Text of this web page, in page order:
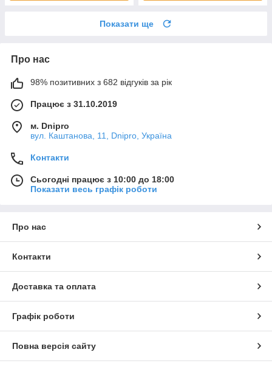
Показати ще
Про нас
98% позитивних з 682 відгуків за рік
Працює з 31.10.2019
м. Dnipro
вул. Каштанова, 11, Dnipro, Україна
Контакти
Сьогодні працює з 10:00 до 18:00
Показати весь графік роботи
Про нас
Контакти
Доставка та оплата
Графік роботи
Повна версія сайту